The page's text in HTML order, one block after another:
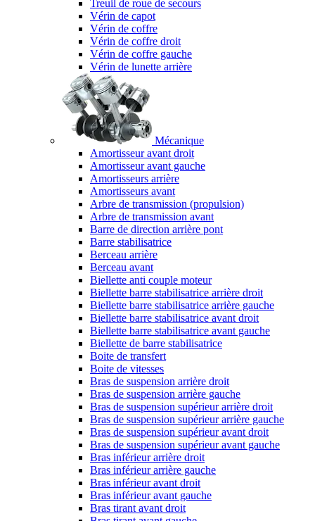
Treuil de roue de secours
Vérin de capot
Vérin de coffre
Vérin de coffre droit
Vérin de coffre gauche
Vérin de lunette arrière
Mécanique
Amortisseur avant droit
Amortisseur avant gauche
Amortisseurs arrière
Amortisseurs avant
Arbre de transmission (propulsion)
Arbre de transmission avant
Barre de direction arrière pont
Barre stabilisatrice
Berceau arrière
Berceau avant
Biellette anti couple moteur
Biellette barre stabilisatrice arrière droit
Biellette barre stabilisatrice arrière gauche
Biellette barre stabilisatrice avant droit
Biellette barre stabilisatrice avant gauche
Biellette de barre stabilisatrice
Boite de transfert
Boite de vitesses
Bras de suspension arrière droit
Bras de suspension arrière gauche
Bras de suspension supérieur arrière droit
Bras de suspension supérieur arrière gauche
Bras de suspension supérieur avant droit
Bras de suspension supérieur avant gauche
Bras inférieur arrière droit
Bras inférieur arrière gauche
Bras inférieur avant droit
Bras inférieur avant gauche
Bras tirant avant droit